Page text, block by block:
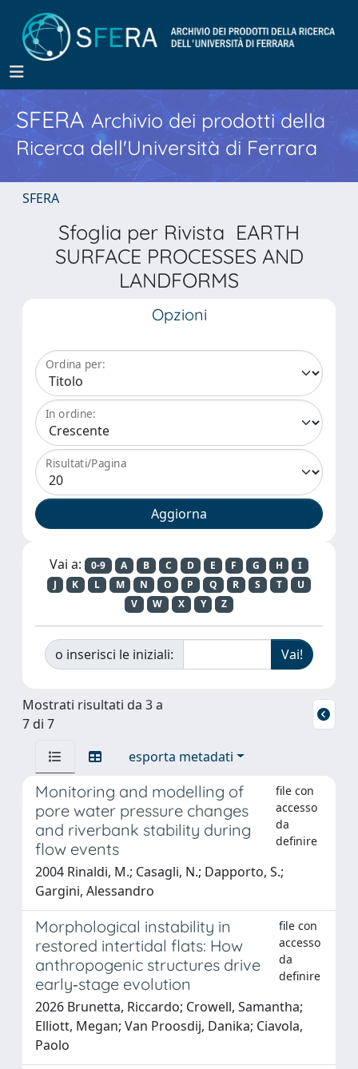
SFERA Archivio dei prodotti della
Ricerca dell'Università di Ferrara
SFERA
Sfoglia per Rivista EARTH
SURFACE PROCESSES AND
LANDFORMS
Opzioni
Ordina per:
In ordine:
Risultati/Pagina
Vai a: 0-9 A B C D E F G H
I
J
K L M N O P Q R S T
U
V
W X Y Z
o inserisci le iniziali:
Mostrati risultati da 3 a
7 di 7
esporta metadati
Monitoring and modelling of
pore water pressure changes
and riverbank stability during
flow events
file con
accesso
da
definire
2004 Rinaldi, M.; Casagli, N.; Dapporto, S.;
Gargini, Alessandro
Morphological instability in
restored intertidal flats: How
anthropogenic structures drive
early‐stage evolution
file con
accesso
da
definire
2026 Brunetta, Riccardo; Crowell, Samantha;
Elliott, Megan; Van Proosdij, Danika; Ciavola,
Paolo